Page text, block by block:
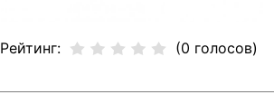
Рейтинг: (0 голосов)